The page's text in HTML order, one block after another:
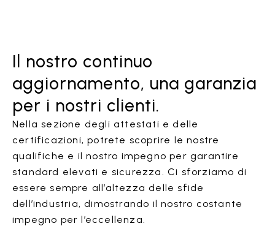
Il nostro continuo
aggiornamento, una garanzia
per i nostri clienti.
Nella sezione degli attestati e delle
certificazioni, potrete scoprire le nostre
qualifiche e il nostro impegno per garantire
standard elevati e sicurezza. Ci sforziamo di
essere sempre all’altezza delle sfide
dell’industria, dimostrando il nostro costante
impegno per l’eccellenza.